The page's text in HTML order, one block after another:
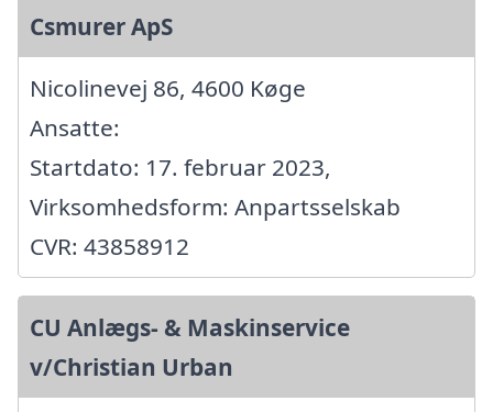
Csmurer ApS
Nicolinevej 86, 4600 Køge
Ansatte:
Startdato: 17. februar 2023,
Virksomhedsform: Anpartsselskab
CVR: 43858912
CU Anlægs- & Maskinservice
v/Christian Urban